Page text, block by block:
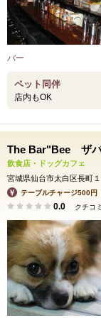
バー
ペット同伴
店内もOK
The Bar"Bee ザ
飲食店・ドッグカフェ
宮城県仙台市太白区長町
テーブルチャージ500円
0.0 クチコミ